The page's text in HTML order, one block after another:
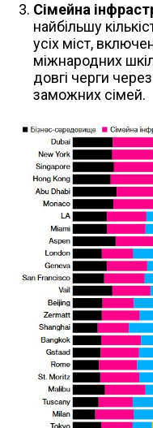
Сімейна
найбільшу
усіх міст,
міжнародних
довгі черги
заможних сімей.